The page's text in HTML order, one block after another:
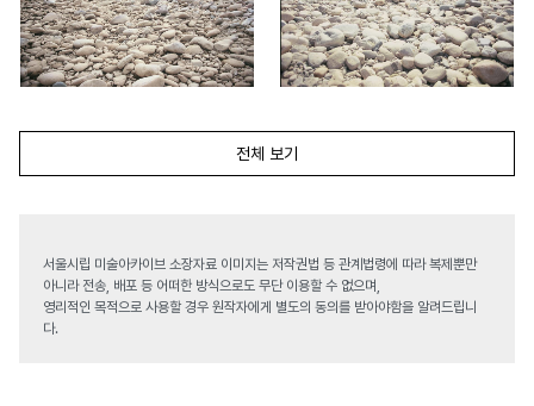
전체 보기
서울시립 미술아카이브 소장자료 이미지는 저작권법 등 관계법령에 따라 복제뿐만
아니라 전송, 배포 등 어떠한 방식으로도 무단 이용할 수 없으며,
영리적인 목적으로 사용할 경우 원작자에게 별도의 동의를 받아야함을 알려드립니
다.